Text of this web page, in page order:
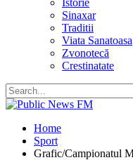
Istorie
Sinaxar
Traditii
Viata Sanatoasa
Zvonotecă
Crestinatate
Home
Sport
Grafic/Campionatul